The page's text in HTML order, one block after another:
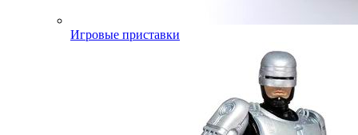
Игровые приставки